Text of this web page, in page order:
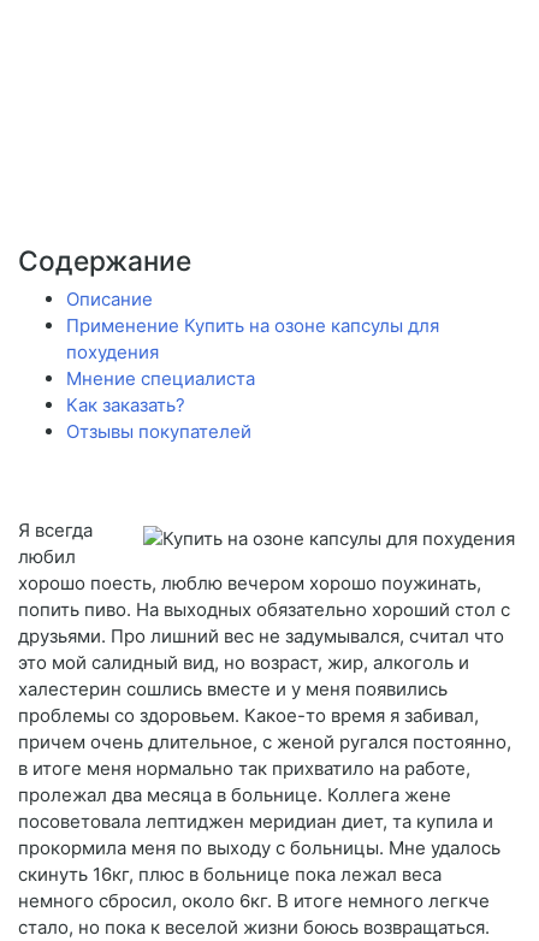
Содержание
Описание
Применение Купить на озоне капсулы для
похудения
Мнение специалиста
Как заказать?
Отзывы покупателей
Я всегда
любил
хорошо поесть, люблю вечером хорошо поужинать,
попить пиво. На выходных обязательно хороший стол с
друзьями. Про лишний вес не задумывался, считал что
это мой салидный вид, но возраст, жир, алкоголь и
халестерин сошлись вместе и у меня появились
проблемы со здоровьем. Какое-то время я забивал,
причем очень длительное, с женой ругался постоянно,
в итоге меня нормально так прихватило на работе,
пролежал два месяца в больнице. Коллега жене
посоветовала лептиджен меридиан диет, та купила и
прокормила меня по выходу с больницы. Мне удалось
скинуть 16кг, плюс в больнице пока лежал веса
немного сбросил, около 6кг. В итоге немного легкче
стало, но пока к веселой жизни боюсь возвращаться.